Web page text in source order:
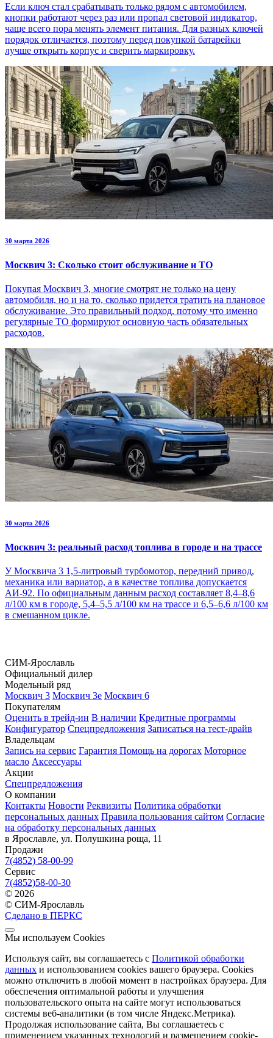
Если ключ стал срабатывать только рядом с автомобилем,
кнопки работают через раз или пропал световой индикатор,
чаще всего пора менять элемент питания. Для разных ключей
порядок отличается, поэтому перед покупкой батарейки
лучше открыть корпус и сверить маркировку.
30 марта 2026
Москвич 3: Сколько стоит обслуживание и ТО
Покупая Москвич 3, многие смотрят не только на цену
автомобиля, но и на то, сколько придется тратить на плановое
обслуживание. Это правильный подход, потому что именно
регулярные ТО формируют основную часть обязательных
расходов.
30 марта 2026
Москвич 3: реальный расход топлива в городе и на трассе
У Москвича 3 1,5-литровый турбомотор, передний привод,
механика или вариатор, а в качестве топлива допускается
АИ-92. По официальным данным расход составляет 8,4–8,6
л/100 км в городе, 5,4–5,5 л/100 км на трассе и 6,5–6,6 л/100 км
в смешанном цикле.
СИМ-Ярославль
Официальный дилер
Модельный ряд
Москвич 3 Москвич 3е Москвич 6
Покупателям
Оценить в трейд-ин В наличии Кредитные программы
Конфигуратор Спецпредложения Записаться на тест-драйв
Владельцам
Запись на сервис Гарантия Помощь на дорогах Моторное
масло Аксессуары
Акции
Спецпредложения
О компании
Контакты Новости Реквизиты Политика обработки
персональных данных Правила пользования сайтом Согласие
на обработку персональных данных
в Ярославле, ул. Полушкина роща, 11
Продажи
7(4852) 58-00-99
Сервис
7(4852)58-00-30
© 2026
© СИМ-Ярославль
Сделано в ПЕРКС
Мы используем Cookies
Используя сайт, вы соглашаетесь с Политикой обработки
данных и использованием cookies вашего браузера. Cookies
можно отключить в любой момент в настройках браузера. Для
обеспечения оптимальной работы и улучшения
пользовательского опыта на сайте могут использоваться
системы веб-аналитики (в том числе Яндекс.Метрика).
Продолжая использование сайта, Вы соглашаетесь с
применением указанных технологий и размещением cookie-